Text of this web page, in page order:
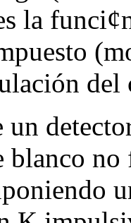
la
del
un
blanco